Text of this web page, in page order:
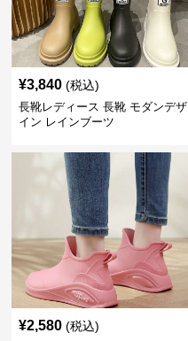
¥3,840 (税込)
長靴レディース 長靴 モダンデザ
イン レインブーツ
¥2,580 (税込)